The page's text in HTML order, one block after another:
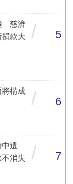
慈濟
款大
/ 5
構成
/ 6
遺
消失
/ 7